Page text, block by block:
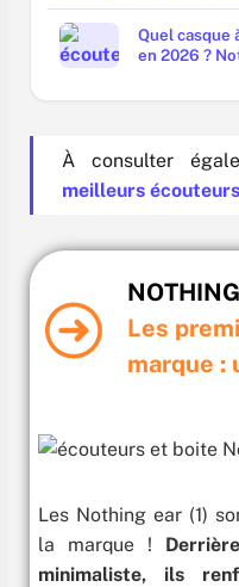
Quel casque
en 2026 ?
À consulter
meilleurs
Les
marque :
Les Nothing ear (1)
la marque !
minimaliste, ils